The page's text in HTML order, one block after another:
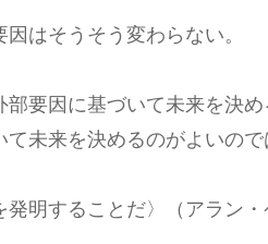
はそうそう変わらない。
要因に基づいて未来を決
未来を決めるのがよいので
発明することだ〉（アラン・